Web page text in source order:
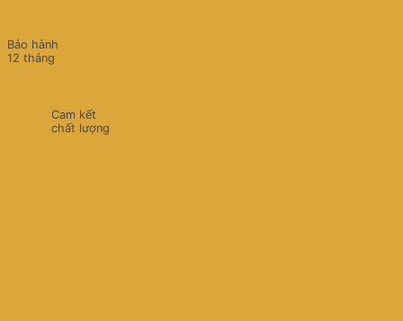
Cam kết
chất lượng
Bảo hành
12 tháng